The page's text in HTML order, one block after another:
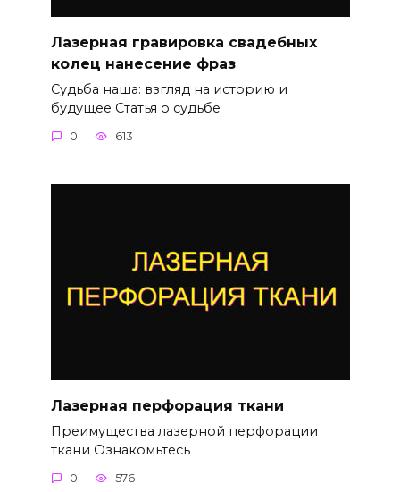
Лазерная гравировка свадебных
колец нанесение фраз
Судьба наша: взгляд на историю и
будущее Статья о судьбе
0 613
Лазерная перфорация ткани
Преимущества лазерной перфорации
ткани Ознакомьтесь
0 576